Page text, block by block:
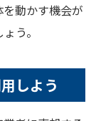
動かす機会が
う。
しよう